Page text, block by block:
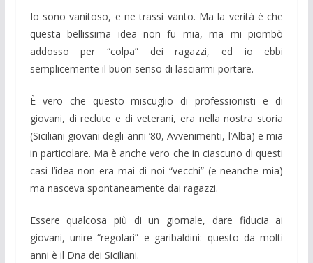
Io sono vanitoso, e ne trassi vanto. Ma la verità è che
questa bellissima idea non fu mia, ma mi piombò
addosso per “colpa” dei ragazzi, ed io ebbi
semplicemente il buon senso di lasciarmi portare.
È vero che questo miscuglio di professionisti e di
giovani, di reclute e di veterani, era nella nostra storia
(Siciliani giovani degli anni ’80, Avvenimenti, l’Alba) e mia
in particolare. Ma è anche vero che in ciascuno di questi
casi l’idea non era mai di noi “vecchi” (e neanche mia)
ma nasceva spontaneamente dai ragazzi.
Essere qualcosa più di un giornale, dare fiducia ai
giovani, unire “regolari” e garibaldini: questo da molti
anni è il Dna dei Siciliani.